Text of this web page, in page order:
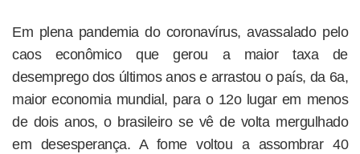
Em plena pandemia do coronavírus, avassalado pelo
caos econômico que gerou a maior taxa de
desemprego dos últimos anos e arrastou o país, da 6a,
maior economia mundial, para o 12o lugar em menos
de dois anos, o brasileiro se vê de volta mergulhado
em desesperança. A fome voltou a assombrar 40